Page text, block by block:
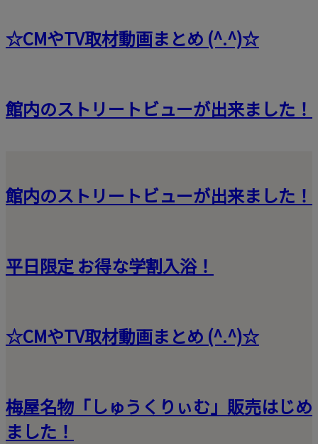
☆CMやTV取材動画まとめ (^.^)☆
館内のストリートビューが出来ました！
館内のストリートビューが出来ました！
平日限定 お得な学割入浴！
☆CMやTV取材動画まとめ (^.^)☆
梅屋名物「しゅうくりぃむ」販売はじめ
ました！